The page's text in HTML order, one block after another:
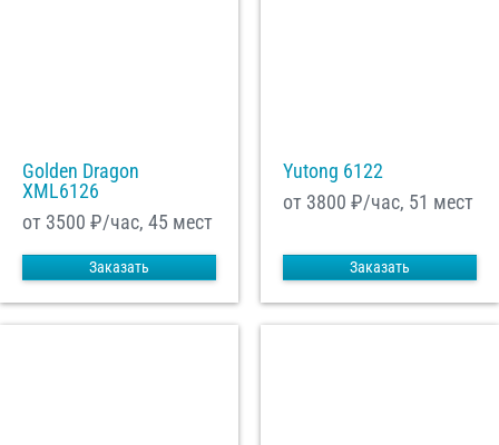
Golden Dragon
XML6126
от 3500 ₽/час, 45 мест
Заказать
Yutong 6122
от 3800 ₽/час, 51 мест
Заказать